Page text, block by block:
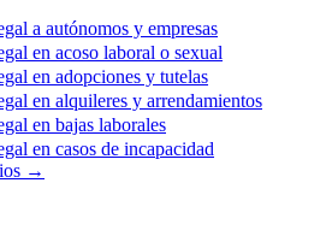
a autónomos y empresas
en acoso laboral o sexual
en adopciones y tutelas
en alquileres y arrendamientos
en bajas laborales
en casos de incapacidad
→